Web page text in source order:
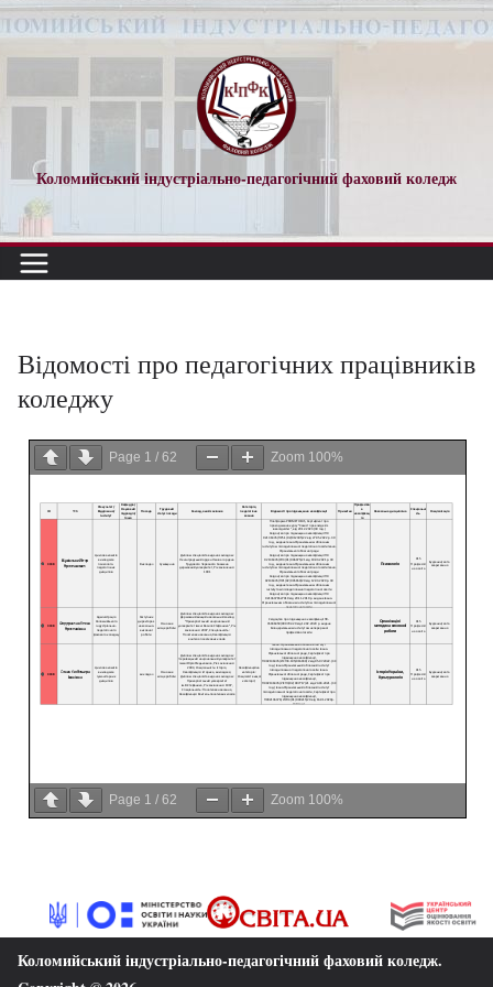
Коломийський індустріально-педагогічний фаховий коледж
Відомості про педагогічних працівників
коледжу
Page 1 / 62 Zoom 100%
Page 1 / 62 Zoom 100%
Коломийський індустріально-педагогічний фаховий коледж.